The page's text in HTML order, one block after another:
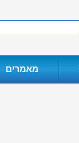
מאמרים